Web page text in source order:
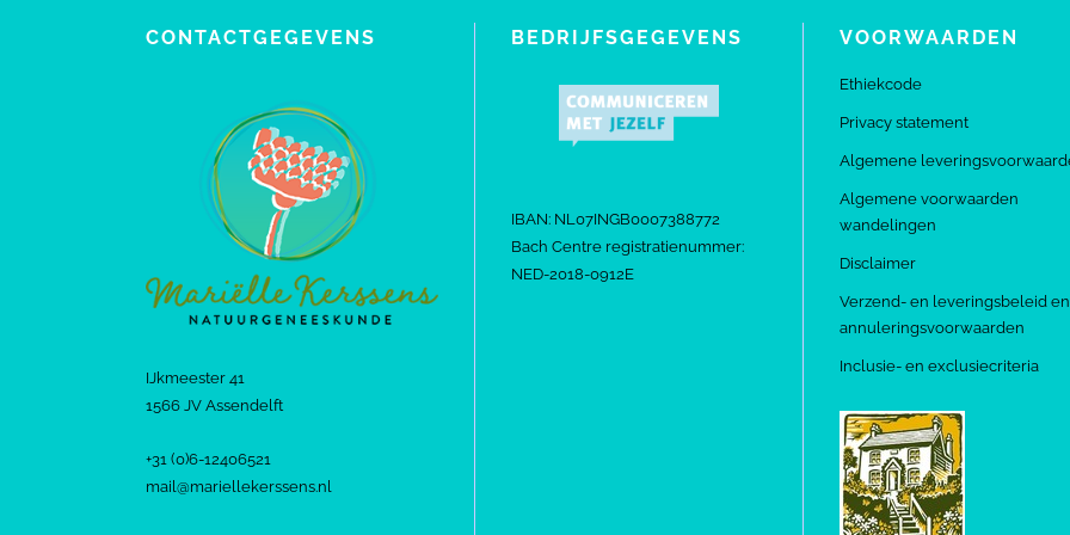
CONTACTGEGEVENS
IJkmeester 41
1566 JV Assendelft
+31 (0)6-12406521
mail@mariellekerssens.nl
BEDRIJFSGEGEVENS
IBAN: NL07INGB0007388772
Bach Centre registratienummer:
NED-2018-0912E
VOORWAARDEN
Ethiekcode
Privacy statement
Algemene
Algemene voorwaarden
wandelingen
Disclaimer
Verzend- en leveringsbeleid en
annuleringsvoorwaarden
Inclusie- en exclusiecriteria